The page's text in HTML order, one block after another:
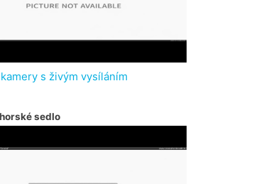
s živým vysíláním
sedlo